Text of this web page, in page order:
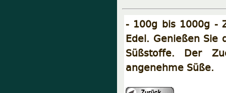
- 100g bis 1000g -
Edel. Genießen Sie
Süßstoffe. Der
angenehme Süße.